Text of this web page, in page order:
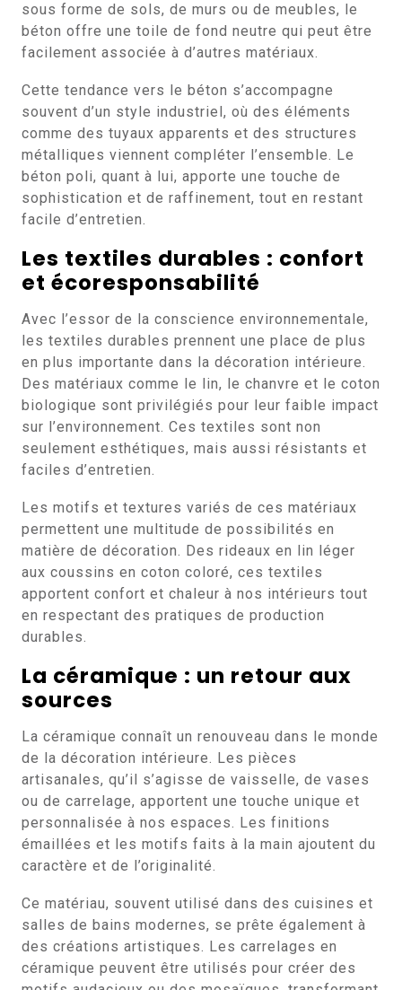
sous forme de sols, de murs ou de meubles, le
béton offre une toile de fond neutre qui peut être
facilement associée à d’autres matériaux.
Cette tendance vers le béton s’accompagne
souvent d’un style industriel, où des éléments
comme des tuyaux apparents et des structures
métalliques viennent compléter l’ensemble. Le
béton poli, quant à lui, apporte une touche de
sophistication et de raffinement, tout en restant
facile d’entretien.
Les textiles durables : confort
et écoresponsabilité
Avec l’essor de la conscience environnementale,
les textiles durables prennent une place de plus
en plus importante dans la décoration intérieure.
Des matériaux comme le lin, le chanvre et le coton
biologique sont privilégiés pour leur faible impact
sur l’environnement. Ces textiles sont non
seulement esthétiques, mais aussi résistants et
faciles d’entretien.
Les motifs et textures variés de ces matériaux
permettent une multitude de possibilités en
matière de décoration. Des rideaux en lin léger
aux coussins en coton coloré, ces textiles
apportent confort et chaleur à nos intérieurs tout
en respectant des pratiques de production
durables.
La céramique : un retour aux
sources
La céramique connaît un renouveau dans le monde
de la décoration intérieure. Les pièces
artisanales, qu’il s’agisse de vaisselle, de vases
ou de carrelage, apportent une touche unique et
personnalisée à nos espaces. Les finitions
émaillées et les motifs faits à la main ajoutent du
caractère et de l’originalité.
Ce matériau, souvent utilisé dans des cuisines et
salles de bains modernes, se prête également à
des créations artistiques. Les carrelages en
céramique peuvent être utilisés pour créer des